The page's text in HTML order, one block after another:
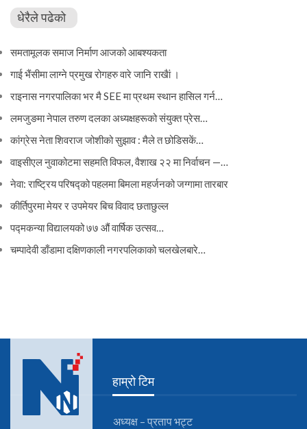
धेरैले पढेको
समतामूलक समाज निर्माण आजको आबश्यकता
गाई भैंसीमा लाग्ने प्रमुख रोगहरु वारे जानि राखैां ।
राइनास नगरपालिका भर मै SEE मा प्रथम स्थान हासिल गर्न…
लमजुङमा नेपाल तरुण दलका अध्यक्षहरूको संयुक्त प्रेस…
कांग्रेस नेता शिवराज जोशीको सुझाव : मैले त छोडिसकें…
वाइसीएल नुवाकोटमा सहमति विफल, वैशाख २२ मा निर्वाचन —…
नेवा: राष्ट्रिय परिषद्को पहलमा बिमला महर्जनको जग्गामा तारबार
कीर्तिपुरमा मेयर र उपमेयर बिच विवाद छताछुल्ल
पद्मकन्या विद्यालयको ७७ औं ‌‌वार्षिक ‌उत्सव…
चम्पादेवी डाँडामा दक्षिणकाली नगरपलिकाको चलखेलबारे…
हाम्रो टिम
अध्यक्ष – प्रताप भट्ट